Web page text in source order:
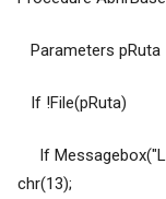
Parameters pRuta
If !File(pRuta)
If
chr(13);